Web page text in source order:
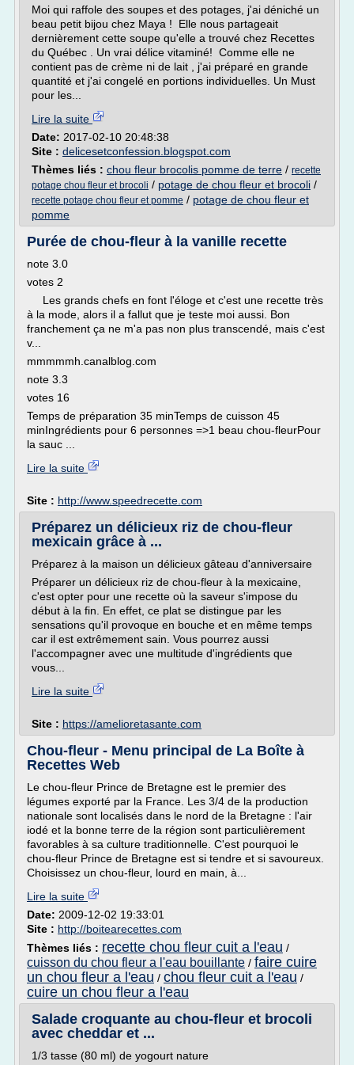
Moi qui raffole des soupes et des potages, j'ai déniché un
beau petit bijou chez Maya ! Elle nous partageait
dernièrement cette soupe qu'elle a trouvé chez Recettes
du Québec . Un vrai délice vitaminé! Comme elle ne
contient pas de crème ni de lait , j'ai préparé en grande
quantité et j'ai congelé en portions individuelles. Un Must
pour les...
Lire la suite
Date: 2017-02-10 20:48:38
Site : delicesetconfession.blogspot.com
Thèmes liés : chou fleur brocolis pomme de terre / recette
potage chou fleur et brocoli / potage de chou fleur et brocoli /
recette potage chou fleur et pomme / potage de chou fleur et
pomme
Purée de chou-fleur à la vanille recette
note 3.0
votes 2
Les grands chefs en font l'éloge et c'est une recette très
à la mode, alors il a fallut que je teste moi aussi. Bon
franchement ça ne m'a pas non plus transcendé, mais c'est
v...
mmmmmh.canalblog.com
note 3.3
votes 16
Temps de préparation 35 minTemps de cuisson 45
minIngrédients pour 6 personnes =>1 beau chou-fleurPour
la sauc ...
Lire la suite
Site : http://www.speedrecette.com
Préparez un délicieux riz de chou-fleur
mexicain grâce à ...
Préparez à la maison un délicieux gâteau d'anniversaire
Préparer un délicieux riz de chou-fleur à la mexicaine,
c'est opter pour une recette où la saveur s'impose du
début à la fin. En effet, ce plat se distingue par les
sensations qu'il provoque en bouche et en même temps
car il est extrêmement sain. Vous pourrez aussi
l'accompagner avec une multitude d'ingrédients que
vous...
Lire la suite
Site : https://amelioretasante.com
Chou-fleur - Menu principal de La Boîte à
Recettes Web
Le chou-fleur Prince de Bretagne est le premier des
légumes exporté par la France. Les 3/4 de la production
nationale sont localisés dans le nord de la Bretagne : l'air
iodé et la bonne terre de la région sont particulièrement
favorables à sa culture traditionnelle. C'est pourquoi le
chou-fleur Prince de Bretagne est si tendre et si savoureux.
Choisissez un chou-fleur, lourd en main, à...
Lire la suite
Date: 2009-12-02 19:33:01
Site : http://boitearecettes.com
Thèmes liés : recette chou fleur cuit a l'eau /
cuisson du chou fleur a l'eau bouillante / faire cuire
un chou fleur a l'eau / chou fleur cuit a l'eau /
cuire un chou fleur a l'eau
Salade croquante au chou-fleur et brocoli
avec cheddar et ...
1/3 tasse (80 ml) de yogourt nature